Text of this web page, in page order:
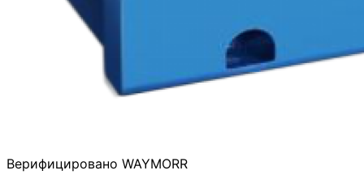
Верифицировано WAYMORR